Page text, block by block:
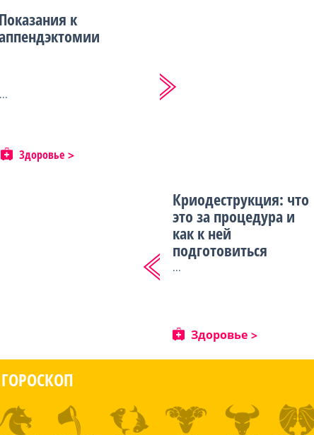
к
...
Здоровье
Криодеструкция: что
это за процедура и
как к ней
подготовиться
...
Здоровье
ГОРОСКОП